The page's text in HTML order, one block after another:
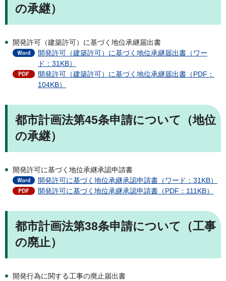
の承継）
開発許可（建築許可）に基づく地位承継届出書
開発許可（建築許可）に基づく地位承継届出書（ワー
ド：31KB）
開発許可（建築許可）に基づく地位承継届出書（PDF：
104KB）
都市計画法第45条申請について（地位
の承継）
開発許可に基づく地位承継承認申請書
開発許可に基づく地位承継承認申請書（ワード：31KB）
開発許可に基づく地位承継承認申請書（PDF：111KB）
都市計画法第38条申請について（工事
の廃止）
開発行為に関する工事の廃止届出書